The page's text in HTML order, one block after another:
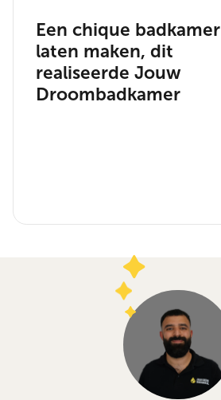
Een chique badkamer
laten maken, dit
realiseerde Jouw
Droombadkamer